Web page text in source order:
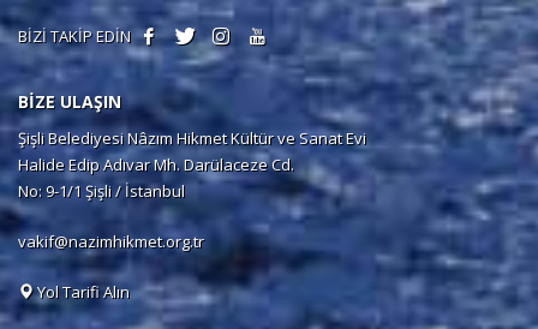
BİZİ TAKİP EDİN
BİZE ULAŞIN
Şişli Belediyesi Nâzım Hikmet Kültür ve Sanat Evi
Halide Edip Adıvar Mh. Darülaceze Cd.
No: 9-1/1 Şişli / İstanbul
vakif@nazimhikmet.org.tr
Yol Tarifi Alın